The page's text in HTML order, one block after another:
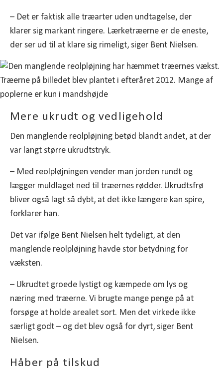
– Det er faktisk alle træarter uden undtagelse, der
klarer sig markant ringere. Lærketræerne er de eneste,
der ser ud til at klare sig rimeligt, siger Bent Nielsen.
Mere ukrudt og vedligehold
Den manglende reolpløjning betød blandt andet, at der
var langt større ukrudtstryk.
– Med reolpløjningen vender man jorden rundt og
lægger muldlaget ned til træernes rødder. Ukrudtsfrø
bliver også lagt så dybt, at det ikke længere kan spire,
forklarer han.
Det var ifølge Bent Nielsen helt tydeligt, at den
manglende reolpløjning havde stor betydning for
væksten.
– Ukrudtet groede lystigt og kæmpede om lys og
næring med træerne. Vi brugte mange penge på at
forsøge at holde arealet sort. Men det virkede ikke
særligt godt – og det blev også for dyrt, siger Bent
Nielsen.
Håber på tilskud